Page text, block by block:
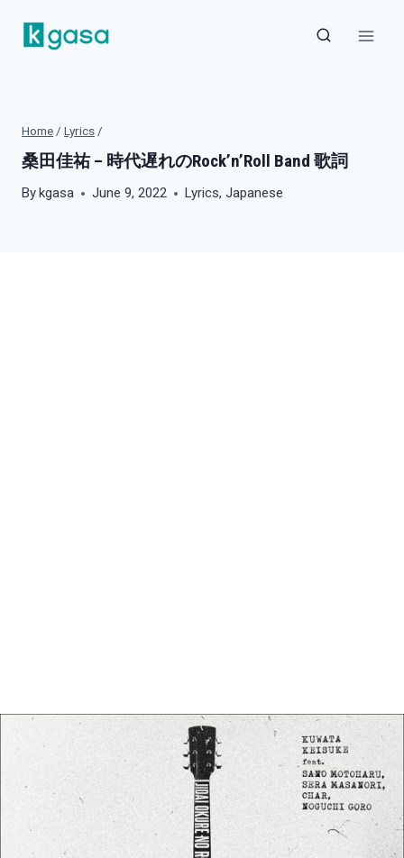
content
Home / Lyrics /
桑田佳祐 – 時代遅れのRock’n’Roll Band 歌詞
Bykgasa June 9, 2022 Lyrics,Japanese